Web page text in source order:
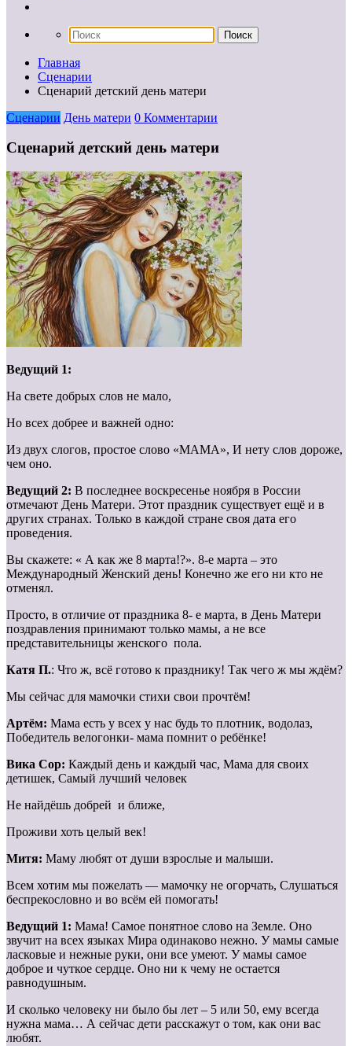
Главная
Сценарии
Сценарий детский день матери
Сценарии День матери 0 Комментарии
Сценарий детский день матери
Ведущий 1:
На свете добрых слов не мало,
Но всех добрее и важней одно:
Из двух слогов, простое слово «МАМА», И нету слов дороже,
чем оно.
Ведущий 2: В последнее воскресенье ноября в России
отмечают День Матери. Этот праздник существует ещё и в
других странах. Только в каждой стране своя дата его
проведения.
Вы скажете: « А как же 8 марта!?». 8-е марта – это
Международный Женский день! Конечно же его ни кто не
отменял.
Просто, в отличие от праздника 8- е марта, в День Матери
поздравления принимают только мамы, а не все
представительницы женского пола.
Катя П.: Что ж, всё готово к празднику! Так чего ж мы ждём?
Мы сейчас для мамочки стихи свои прочтём!
Артём: Мама есть у всех у нас будь то плотник, водолаз,
Победитель велогонки- мама помнит о ребёнке!
Вика Сор: Каждый день и каждый час, Мама для своих
детишек, Самый лучший человек
Не найдёшь добрей и ближе,
Проживи хоть целый век!
Митя: Маму любят от души взрослые и малыши.
Всем хотим мы пожелать — мамочку не огорчать, Слушаться
беспрекословно и во всём ей помогать!
Ведущий 1: Мама! Самое понятное слово на Земле. Оно
звучит на всех языках Мира одинаково нежно. У мамы самые
ласковые и нежные руки, они все умеют. У мамы самое
доброе и чуткое сердце. Оно ни к чему не остается
равнодушным.
И сколько человеку ни было бы лет – 5 или 50, ему всегда
нужна мама… А сейчас дети расскажут о том, как они вас
любят.